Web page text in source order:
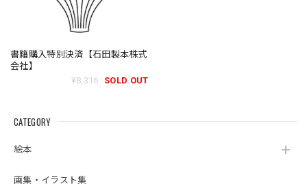
CATEGORY
絵本
画集・イラスト集
書籍購入特別決済【石田製本株式
会社】
¥8,316
SOLD OUT